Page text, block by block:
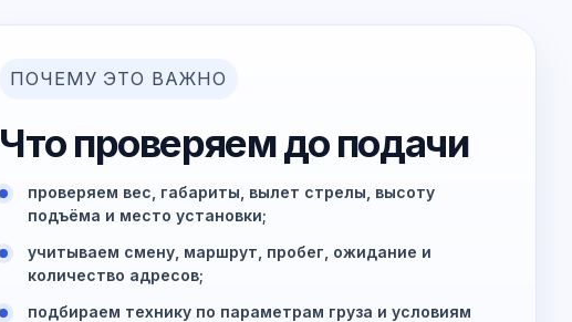
ПОЧЕМУ ЭТО ВАЖНО
Что проверяем до подачи
проверяем вес, габариты, вылет стрелы, высоту
подъёма и место установки;
учитываем смену, маршрут, пробег, ожидание и
количество адресов;
подбираем технику по параметрам груза и условиям